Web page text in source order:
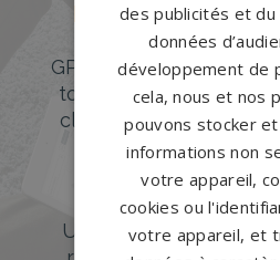
Des pierres
GPG Granit offre un
tombales en granit de
classiques ou
DÉCOUVREZ NOTRE
Un accompagnement
des publicités et du
données
développement de
cela, nous et nos
pouvons stocker
informations non
votre appareil,
cookies ou
votre appareil, et